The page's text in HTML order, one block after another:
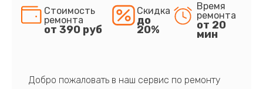
Стоимость
ремонта
от 390 руб
Скидка
до
20%
Время
ремонта
от 20
мин
Добро пожаловать в наш сервис по ремонту